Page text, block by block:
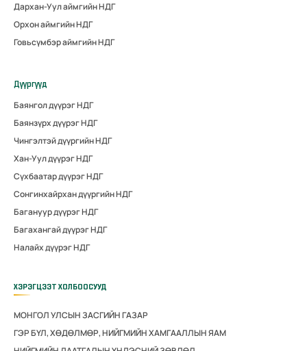
Дархан-Уул аймгийн НДГ
Орхон аймгийн НДГ
Говьсүмбэр аймгийн НДГ
Дүүргүүд
Баянгол дүүрэг НДГ
Баянзүрх дүүрэг НДГ
Чингэлтэй дүүргийн НДГ
Хан-Уул дүүрэг НДГ
Сүхбаатар дүүрэг НДГ
Сонгинхайрхан дүүргийн НДГ
Багануур дүүрэг НДГ
Багахангай дүүрэг НДГ
Налайх дүүрэг НДГ
ХЭРЭГЦЭЭТ ХОЛБООСУУД
МОНГОЛ УЛСЫН ЗАСГИЙН ГАЗАР
ГЭР БҮЛ, ХӨДӨЛМӨР, НИЙГМИЙН ХАМГААЛЛЫН ЯАМ